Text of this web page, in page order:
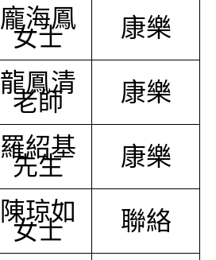
龐海鳳
女士 康樂
龍鳳清
老師 康樂
羅紹基
先生 康樂
陳琼如
女士 聯絡